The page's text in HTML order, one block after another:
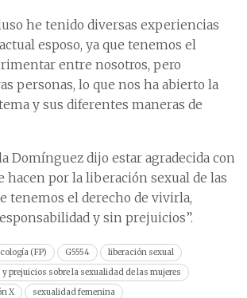
he tenido diversas experiencias
esposo, ya que tenemos el
entre nosotros, pero
personas, lo que nos ha abierto la
y sus diferentes maneras de
Domínguez dijo estar agradecida con
hacen por la liberación sexual de las
tenemos el derecho de vivirla,
y sin prejuicios”.
(FP) G5554
liberación sexual
prejuicios sobre la sexualidad de las mujeres
X
sexualidad femenina